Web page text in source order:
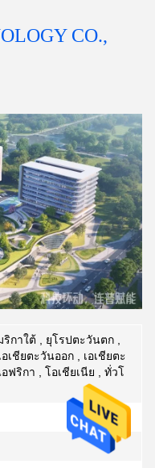
CO.,
ริกาใต้ , ยุโรปตะวันตก ,
เชียตะวันออก , เอเชียตะ
ฟริกา , โอเชียเนีย , ทั่วโ